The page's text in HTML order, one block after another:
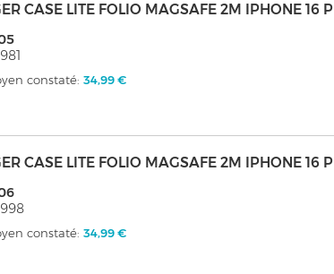
CASE LITE FOLIO MAGSAFE 2M IPHONE 16
constaté:34,99 €
CASE LITE FOLIO MAGSAFE 2M IPHONE 16
constaté:34,99 €